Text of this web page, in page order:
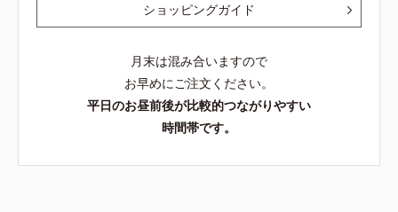
ショッピングガイド
月末は混み合いますので
お早めにご注文ください。
平日のお昼前後が比較的つながりやすい
時間帯です。